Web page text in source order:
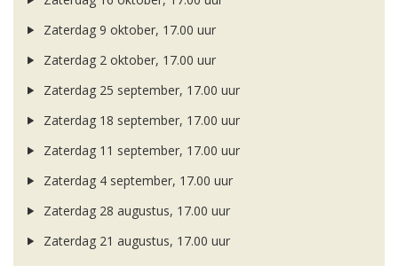
Zaterdag 9 oktober, 17.00 uur
Zaterdag 2 oktober, 17.00 uur
Zaterdag 25 september, 17.00 uur
Zaterdag 18 september, 17.00 uur
Zaterdag 11 september, 17.00 uur
Zaterdag 4 september, 17.00 uur
Zaterdag 28 augustus, 17.00 uur
Zaterdag 21 augustus, 17.00 uur